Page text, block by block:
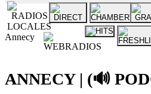
Annecy
ANNECY | (🔊